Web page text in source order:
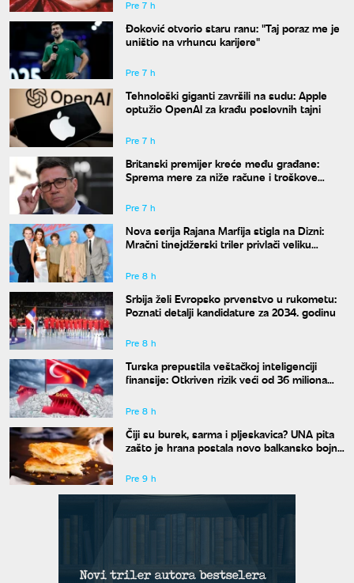
Pre 7 h
Đoković otvorio staru ranu: "Taj poraz me je
uništio na vrhuncu karijere"
Pre 7 h
Tehnološki giganti završili na sudu: Apple
optužio OpenAI za krađu poslovnih tajni
Pre 7 h
Britanski premijer kreće među građane:
Sprema mere za niže račune i troškove
Pre 7 h
Nova serija Rajana Marfija stigla na Dizni:
Mračni tinejdžerski triler privlači veliku
Pre 8 h
Srbija želi Evropsko prvenstvo u rukometu:
Poznati detalji kandidature za 2034. godinu
Pre 8 h
Turska prepustila veštačkoj inteligenciji
finansije: Otkriven rizik veći od 36 miliona
Pre 8 h
Čiji su burek, sarma i pljeskavica? UNA pita
zašto je hrana postala novo balkansko bojno
Pre 9 h